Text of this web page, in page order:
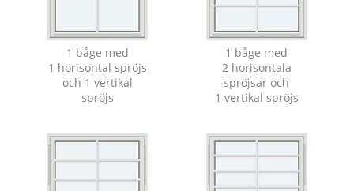
1 båge med
1 horisontal spröjs
och 1 vertikal
spröjs
1 båge med
2 horisontala
spröjsar och
1 vertikal spröjs